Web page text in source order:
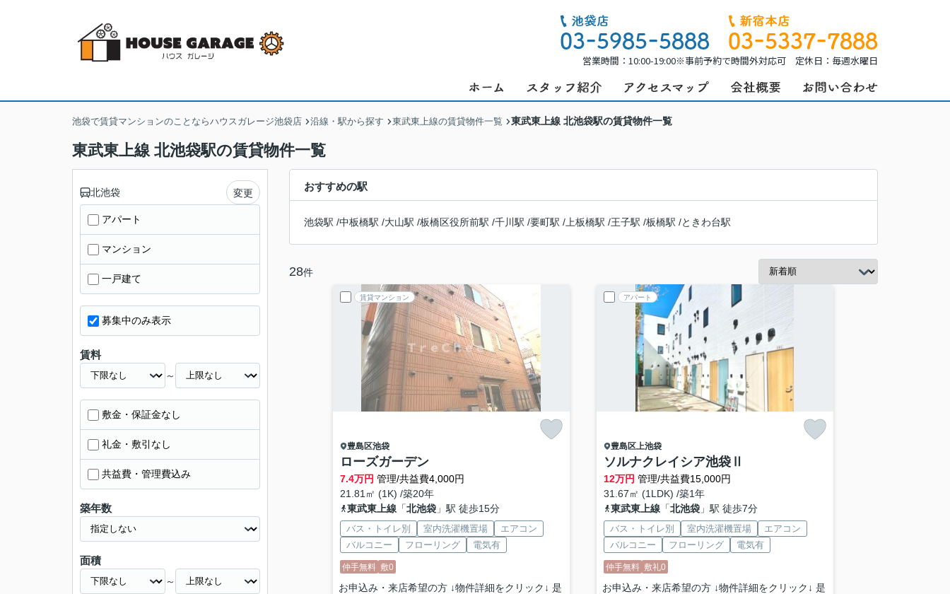
営業時間：10:00-19:00※事前予約で時間外対応可 定休日：毎週水曜日
池袋で賃貸マンションのことならハウスガレージ池袋店 沿線・駅から探す 東武東上線の賃貸物件一覧 東武東上線 北池袋駅の賃貸物件一覧
東武東上線 北池袋駅の賃貸物件一覧
おすすめの駅
池袋駅 /中板橋駅 /大山駅 /板橋区役所前駅 /千川駅 /要町駅 / 上板橋駅 /王子駅 /板橋駅 /ときわ台駅
28件
賃貸マンション
豊島区池袋
ローズガーデン
7.4万円 管理/共益費4,000円
21.81㎡ (1K) /築20年
東武東上線「北池袋」駅 徒歩15分
バス・トイレ別 室内洗濯機置場
エアコン
バルコニー
フローリング 電気有
仲手無料 敷0
お申込み・来店希望の方 ↓物件詳細をクリック↓ 是
アパート
豊島区上池袋
ソルナクレイシア池袋Ⅱ
12万円 管理/共益費15,000円
31.67㎡ (1LDK) /築1年
東武東上線「北池袋」駅 徒歩7分
バス・トイレ別 室内洗濯機置場
エアコン
バルコニー
フローリング 電気有
仲手無料 敷礼0
お申込み・来店希望の方 ↓物件詳細をクリック↓ 是
北池袋 変更
アパート
マンション
一戸建て
募集中のみ表示
賃料
～
敷金・保証金なし
礼金・敷引なし
共益費・管理費込み
築年数
面積
～